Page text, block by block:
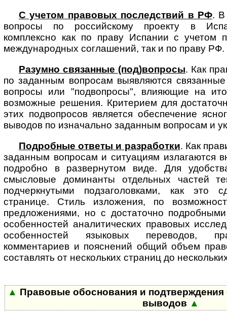
С учетом правовых последствий в РФ. В
вопросы по российскому проекту в
комплексно как по праву Испании с учетом
международных соглашений, так и по праву РФ.
Разумно связанные (под)вопросы. Как
по заданным вопросам вы­яв­ля­ют­ся
вопросы или "подвопросы", влияющие на
возможные решения. Критерием для
этих подвопросов является обеспечение
выводов по изначально заданным вопросам и
Подробные ответы и разработки. Как
заданным вопросам и ситуациям излагаются
подробно в развернутом виде. Для
смысловые доминанты отдельных частей
подчеркнутыми подзаголовками, как это
странице. Стиль изложения, по
предложениями, но с достаточно
особенностей аналитических правовых
особенностей языковых переводов,
комментариев и пояснений общий объем
составлять от нескольких страниц до
▲ Правовые обоснования и подтверждения
выводов ▲